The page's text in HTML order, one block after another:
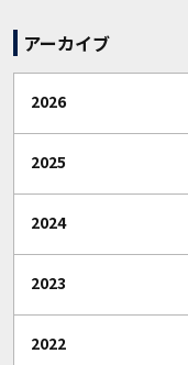
アーカイブ
2026
2025
2024
2023
2022